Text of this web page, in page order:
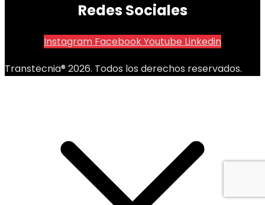
Redes Sociales
Instagram FacebookYoutube Linkedin
Transtecnia® 2026. Todos los derechos reservados.